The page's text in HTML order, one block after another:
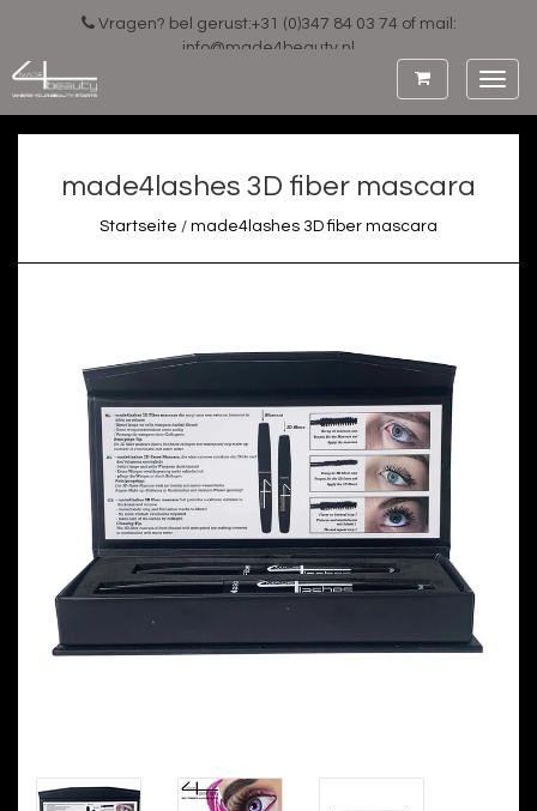
Vragen? bel gerust:+31 (0)347 84 03 74 of mail:
info@made4beauty.nl
made4lashes 3D fiber mascara
Startseite / made4lashes 3D fiber mascara